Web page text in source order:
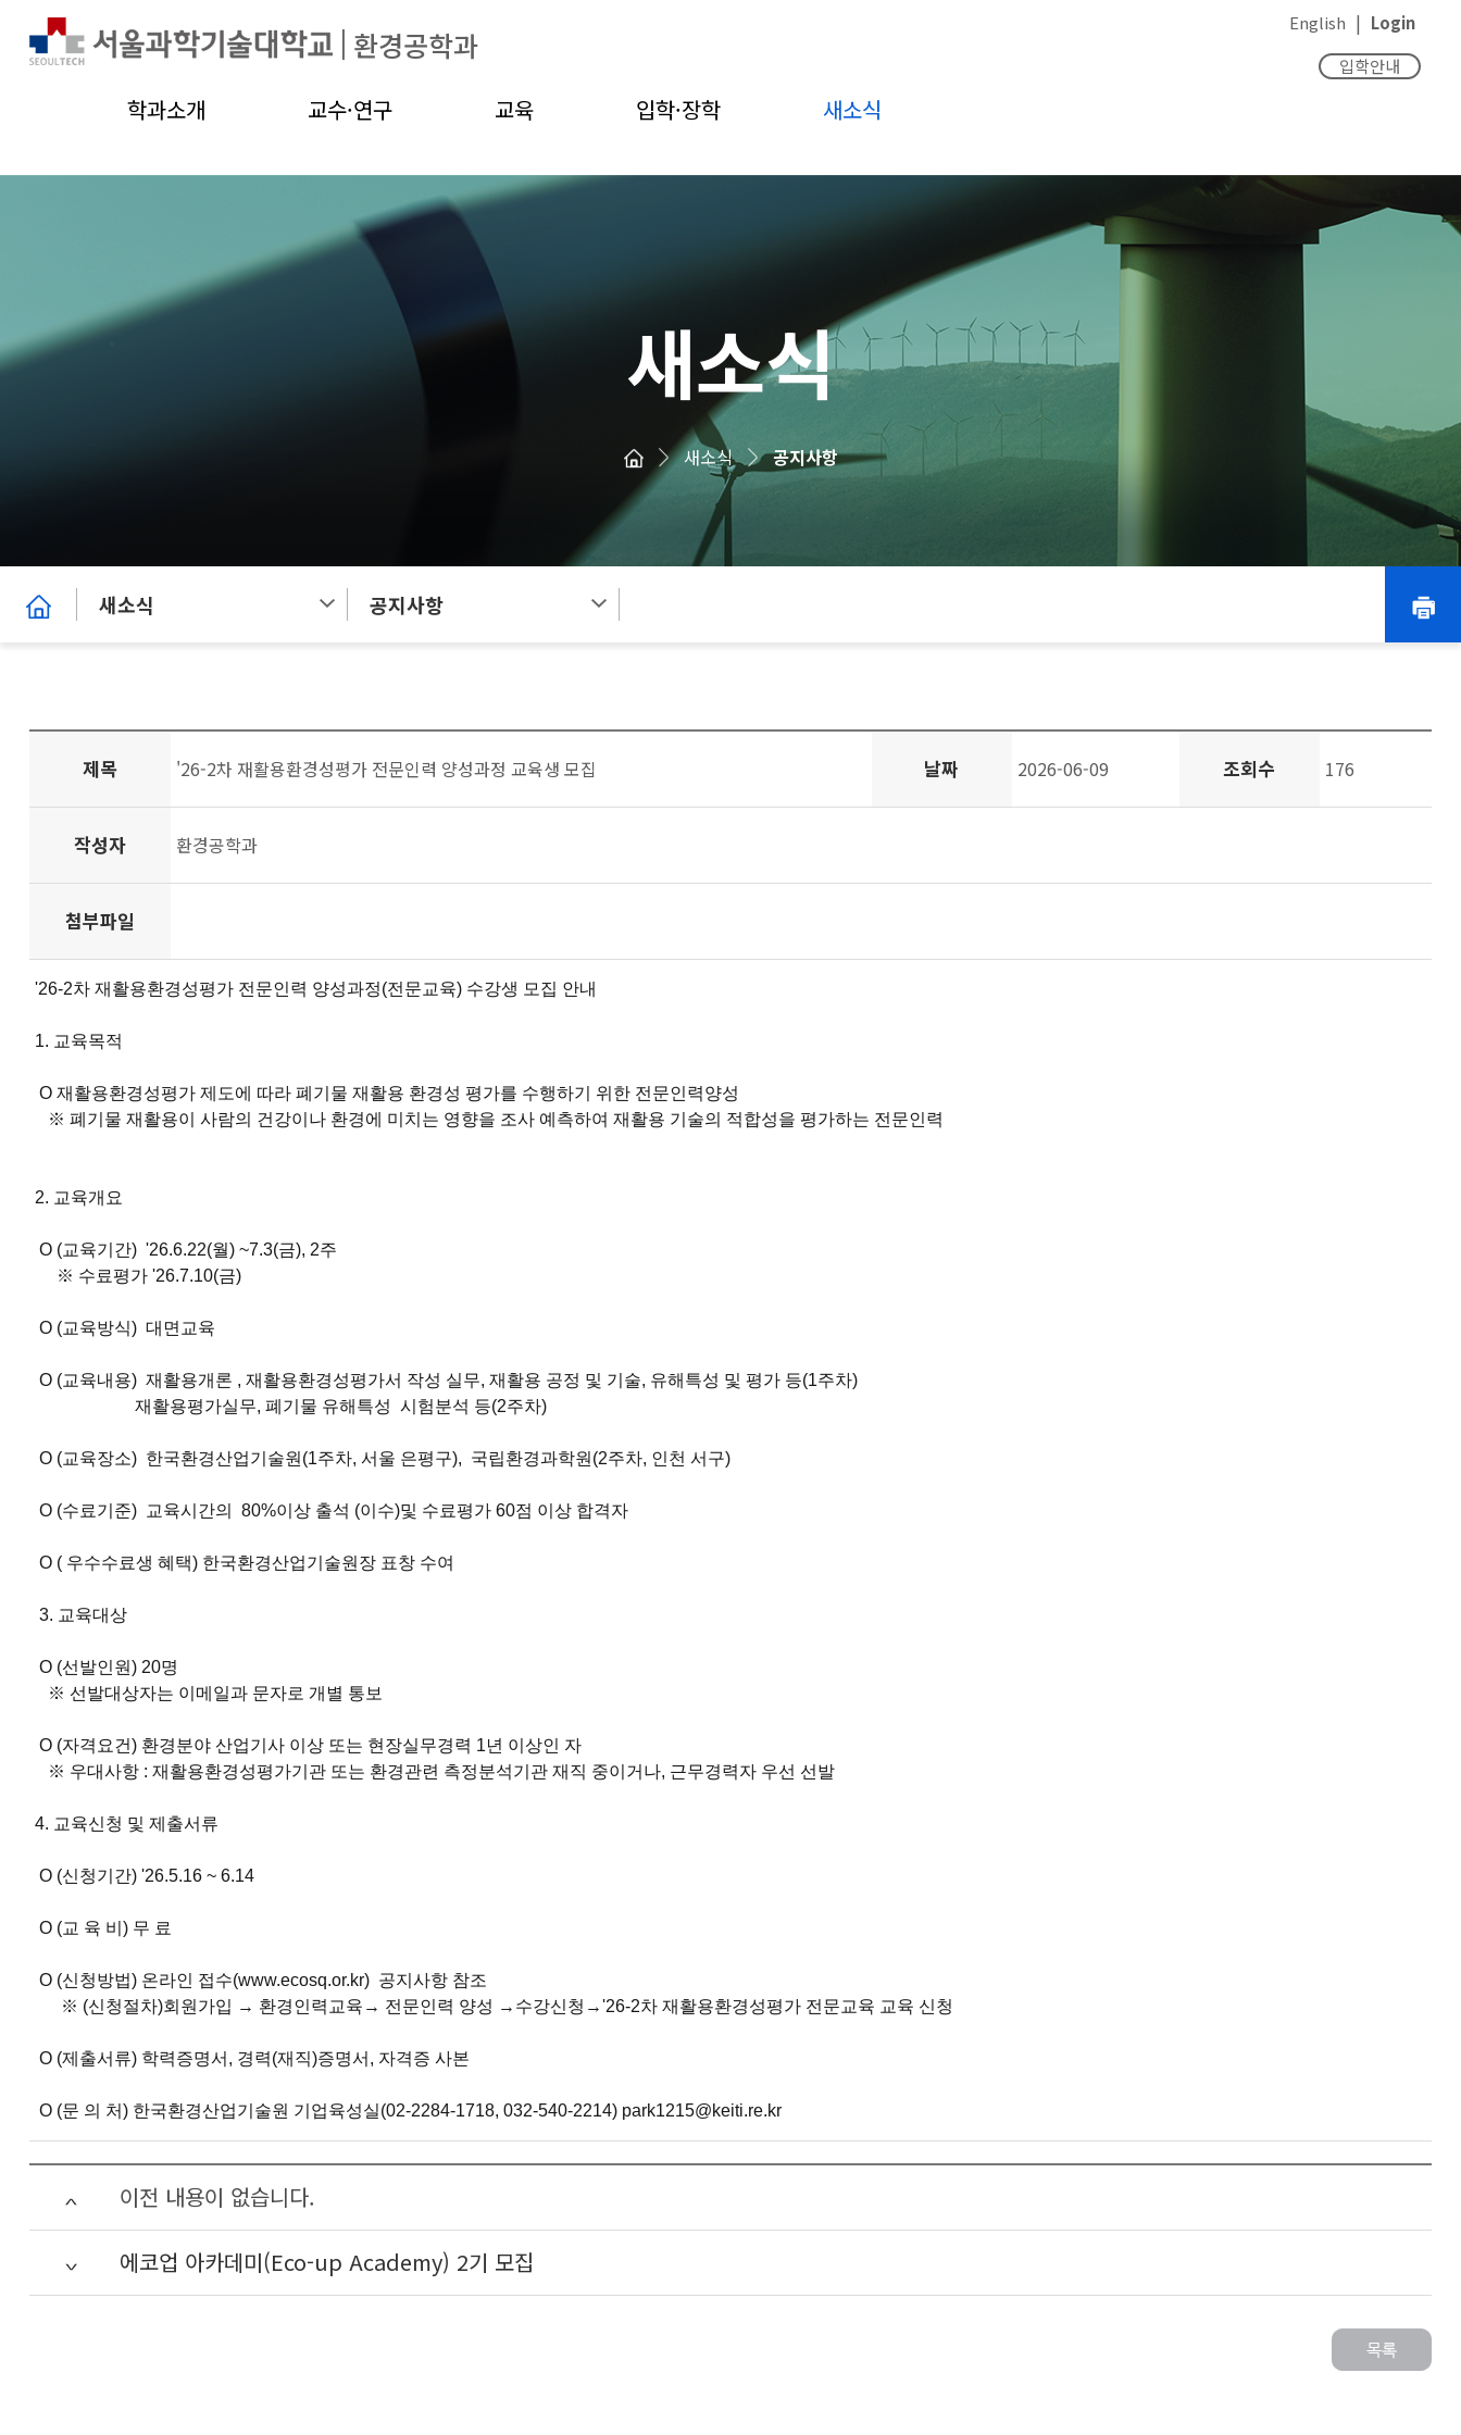
English | Login
| 환경공학과
입학안내
학과소개 교수·연구 교육 입학·장학 새소식
새소식
새소식 공지사항
새소식 공지사항
제목 '26-2차 재활용환경성평가 전문인력 양성과정 교육생 모집 날짜 2026-06-09 조회수 176
작성자 환경공학과
첨부파일
'26-2차 재활용환경성평가 전문인력 양성과정(전문교육) 수강생 모집 안내
1. 교육목적
O 재활용환경성평가 제도에 따라 폐기물 재활용 환경성 평가를 수행하기 위한 전문인력양성
※ 폐기물 재활용이 사람의 건강이나 환경에 미치는 영향을 조사 예측하여 재활용 기술의 적합성을 평가하는 전문인력
2. 교육개요
O (교육기간) '26.6.22(월) ~7.3(금), 2주
※ 수료평가 '26.7.10(금)
O (교육방식) 대면교육
O (교육내용) 재활용개론 , 재활용환경성평가서 작성 실무, 재활용 공정 및 기술, 유해특성 및 평가 등(1주차)
재활용평가실무, 폐기물 유해특성 시험분석 등(2주차)
O (교육장소) 한국환경산업기술원(1주차, 서울 은평구), 국립환경과학원(2주차, 인천 서구)
O (수료기준) 교육시간의 80%이상 출석 (이수)및 수료평가 60점 이상 합격자
O ( 우수수료생 혜택) 한국환경산업기술원장 표창 수여
3. 교육대상
O (선발인원) 20명
※ 선발대상자는 이메일과 문자로 개별 통보
O (자격요건) 환경분야 산업기사 이상 또는 현장실무경력 1년 이상인 자
※ 우대사항 : 재활용환경성평가기관 또는 환경관련 측정분석기관 재직 중이거나, 근무경력자 우선 선발
4. 교육신청 및 제출서류
O (신청기간) '26.5.16 ~ 6.14
O (교 육 비) 무 료
O (신청방법) 온라인 접수(www.ecosq.or.kr) 공지사항 참조
※ (신청절차)회원가입 → 환경인력교육→ 전문인력 양성 →수강신청→'26-2차 재활용환경성평가 전문교육 교육 신청
O (제출서류) 학력증명서, 경력(재직)증명서, 자격증 사본
O (문 의 처) 한국환경산업기술원 기업육성실(02-2284-1718, 032-540-2214) park1215@keiti.re.kr
이전 내용이 없습니다.
에코업 아카데미(Eco-up Academy) 2기 모집